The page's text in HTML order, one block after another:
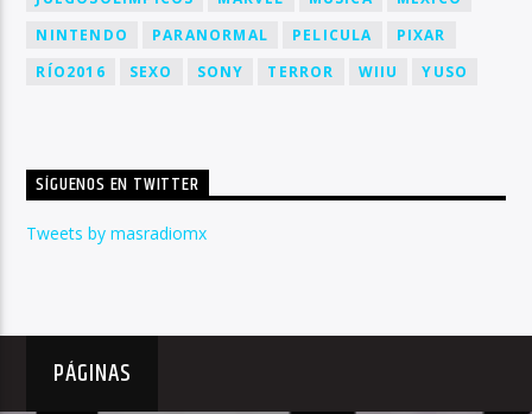
NINTENDO
PARANORMAL PELICULA
PIXAR
RÍO2016
SEXO SONY TERROR WIIU YUSO
SÍGUENOS EN TWITTER
Tweets by masradiomx
PÁGINAS